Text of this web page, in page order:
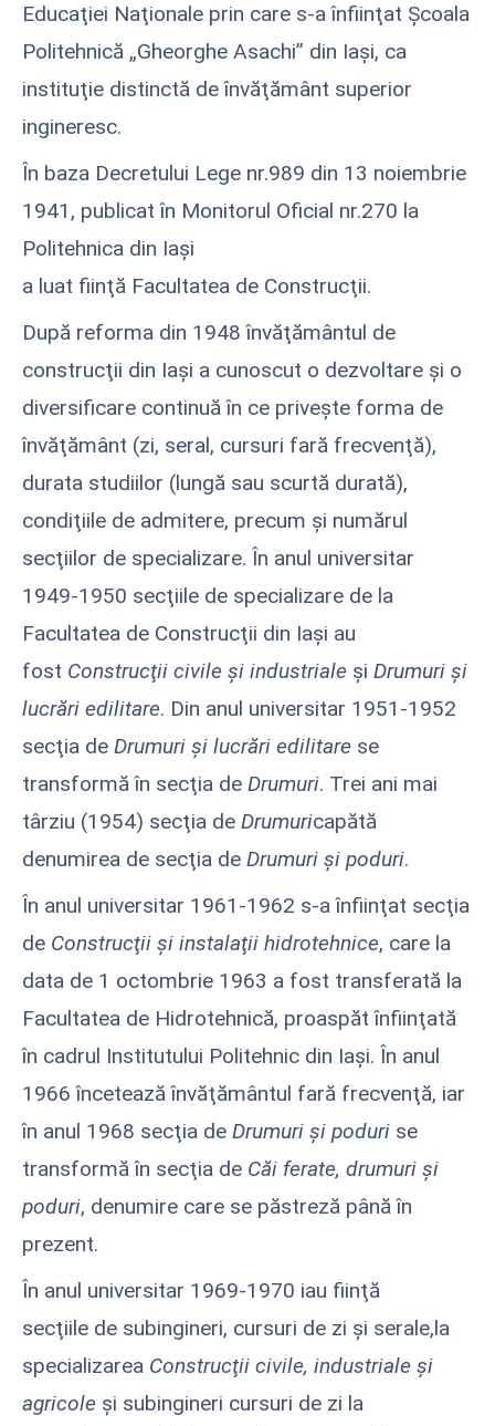
Educaţiei Naţionale prin care s-a înfiinţat Şcoala
Politehnică „Gheorghe Asachi” din Iaşi, ca
instituţie distinctă de învăţământ superior
ingineresc.
În baza Decretului Lege nr.989 din 13 noiembrie
1941, publicat în Monitorul Oficial nr.270 la
Politehnica din Iaşi
a luat fiinţă Facultatea de Construcţii.
După reforma din 1948 învăţământul de
construcţii din Iaşi a cunoscut o dezvoltare şi o
diversificare continuă în ce priveşte forma de
învăţământ (zi, seral, cursuri fară frecvenţă),
durata studiilor (lungă sau scurtă durată),
condiţiile de admitere, precum şi numărul
secţiilor de specializare. În anul universitar
1949-1950 secţiile de specializare de la
Facultatea de Construcţii din Iaşi au
fost Construcţii civile şi industriale şi Drumuri şi
lucrări edilitare. Din anul universitar 1951-1952
secţia de Drumuri şi lucrări edilitare se
transformă în secţia de Drumuri. Trei ani mai
târziu (1954) secţia de Drumuricapătă
denumirea de secţia de Drumuri şi poduri.
În anul universitar 1961-1962 s-a înfiinţat secţia
de Construcţii şi instalaţii hidrotehnice, care la
data de 1 octombrie 1963 a fost transferată la
Facultatea de Hidrotehnică, proaspăt înfiinţată
în cadrul Institutului Politehnic din Iaşi. În anul
1966 încetează învăţământul fară frecvenţă, iar
în anul 1968 secţia de Drumuri şi poduri se
transformă în secţia de Căi ferate, drumuri şi
poduri, denumire care se păstreză până în
prezent.
În anul universitar 1969-1970 iau fiinţă
secţiile de subingineri, cursuri de zi şi serale,la
specializarea Construcţii civile, industriale şi
agricole şi subingineri cursuri de zi la